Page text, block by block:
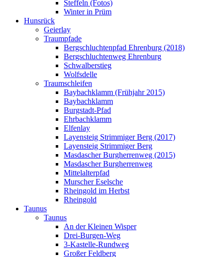
Steffeln (Fotos)
Winter in Prüm
Hunsrück
Geierlay
Traumpfade
Bergschluchtenpfad Ehrenburg (2018)
Bergschluchtenweg Ehrenburg
Schwalberstieg
Wolfsdelle
Traumschleifen
Baybachklamm (Frühjahr 2015)
Baybachklamm
Burgstadt-Pfad
Ehrbachklamm
Elfenlay
Layensteig Strimmiger Berg (2017)
Layensteig Strimmiger Berg
Masdascher Burgherrenweg (2015)
Masdascher Burgherrenweg
Mittelalterpfad
Murscher Eselsche
Rheingold im Herbst
Rheingold
Taunus
Taunus
An der Kleinen Wisper
Drei-Burgen-Weg
3-Kastelle-Rundweg
Großer Feldberg